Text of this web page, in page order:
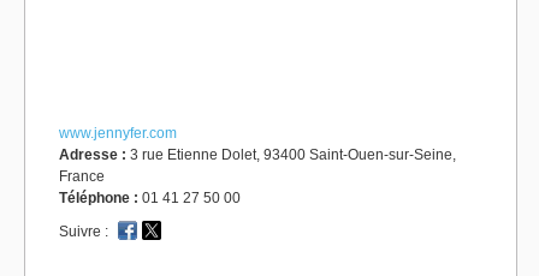
www.jennyfer.com
Adresse : 3 rue Etienne Dolet, 93400 Saint-Ouen-sur-Seine,
France
Téléphone : 01 41 27 50 00
Suivre :